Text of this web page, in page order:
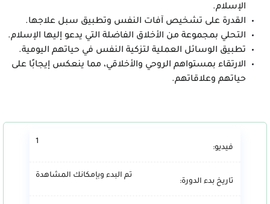
الإسلام.
القدرة على تشخيص آفات النفس وتطبيق سبل علاجها.
التحلي بمجموعة من الأخلاق الفاضلة التي يدعو إليها الإسلام.
تطبيق الوسائل العملية لتزكية النفس في حياتهم اليومية.
الارتقاء بمستواهم الروحي والأخلاقي، مما ينعكس إيجابًا على
حياتهم وعلاقاتهم.
فيديو:
1
تاريخ بدء الدورة:
تم البدء وبإمكانك المشاهدة